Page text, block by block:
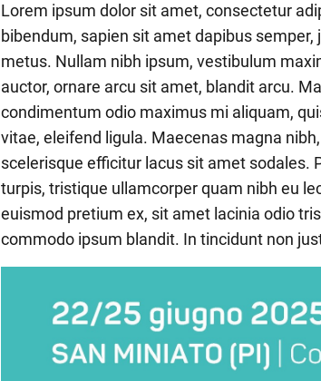
Lorem ipsum dolor sit amet, consectetur
bibendum, sapien sit amet dapibus
metus. Nullam nibh ipsum, vestibulum
auctor, ornare arcu sit amet, blandit arcu.
condimentum odio maximus mi aliquam,
vitae, eleifend ligula. Maecenas magna
scelerisque efficitur lacus sit amet sodales.
turpis, tristique ullamcorper quam nibh eu
euismod pretium ex, sit amet lacinia odio
commodo ipsum blandit. In tincidunt non